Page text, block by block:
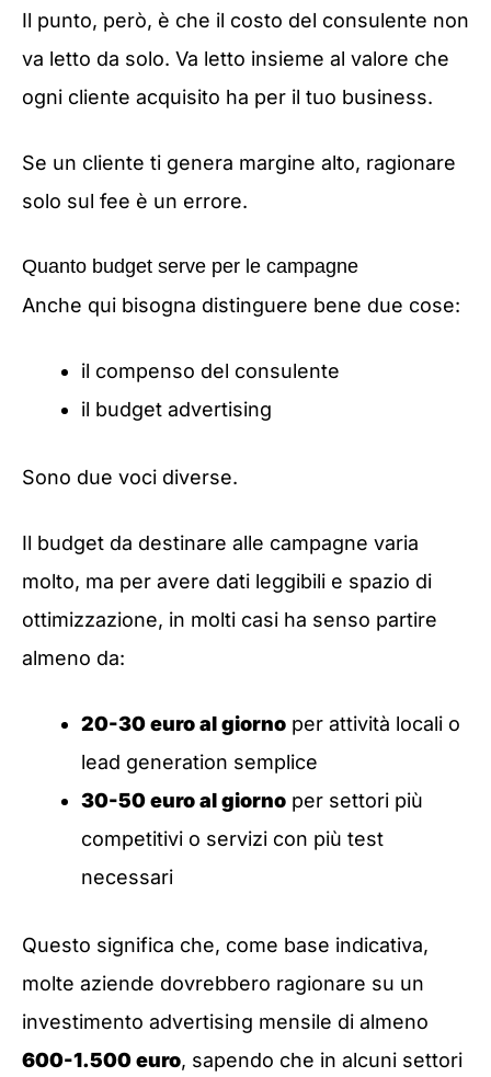
Il punto, però, è che il costo del consulente non
va letto da solo. Va letto insieme al valore che
ogni cliente acquisito ha per il tuo business.
Se un cliente ti genera margine alto, ragionare
solo sul fee è un errore.
Quanto budget serve per le campagne
Anche qui bisogna distinguere bene due cose:
il compenso del consulente
il budget advertising
Sono due voci diverse.
Il budget da destinare alle campagne varia
molto, ma per avere dati leggibili e spazio di
ottimizzazione, in molti casi ha senso partire
almeno da:
20-30 euro al giorno per attività locali o
lead generation semplice
30-50 euro al giorno per settori più
competitivi o servizi con più test
necessari
Questo significa che, come base indicativa,
molte aziende dovrebbero ragionare su un
investimento advertising mensile di almeno
600-1.500 euro, sapendo che in alcuni settori